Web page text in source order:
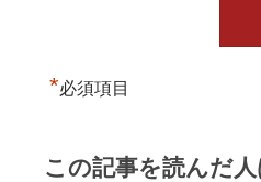
*必須項目
この記事を読んだ